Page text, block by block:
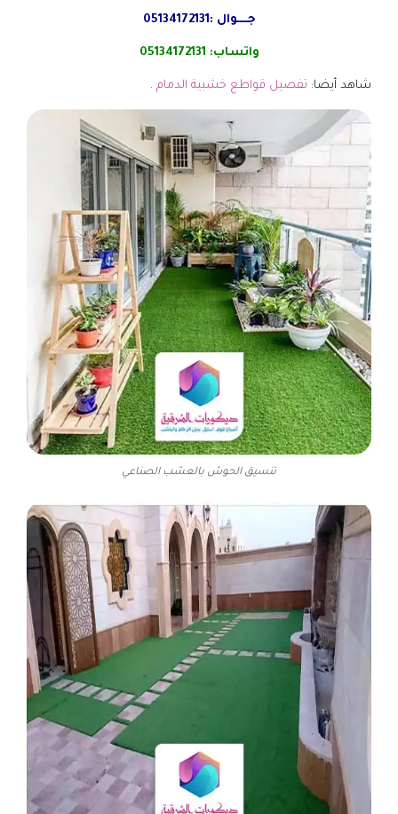
جــــوال :05134172131
واتساب: 05134172131
شاهد أيضا: تفصيل قواطع خشبية الدمام .
تنسيق الحوش بالعشب الصناعي